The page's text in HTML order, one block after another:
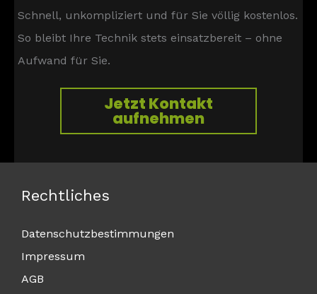
Schnell, unkompliziert und für Sie völlig kostenlos.
So bleibt Ihre Technik stets einsatzbereit – ohne
Aufwand für Sie.
Jetzt Kontakt
aufnehmen
Rechtliches
Datenschutzbestimmungen
Impressum
AGB